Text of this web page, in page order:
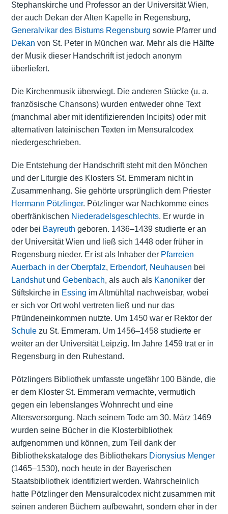
Stephanskirche und Professor an der Universität Wien,
der auch Dekan der Alten Kapelle in Regensburg,
Generalvikar des Bistums Regensburg sowie Pfarrer und
Dekan von St. Peter in München war. Mehr als die Hälfte
der Musik dieser Handschrift ist jedoch anonym
überliefert.
Die Kirchenmusik überwiegt. Die anderen Stücke (u. a.
französische Chansons) wurden entweder ohne Text
(manchmal aber mit identifizierenden Incipits) oder mit
alternativen lateinischen Texten im Mensuralcodex
niedergeschrieben.
Die Entstehung der Handschrift steht mit den Mönchen
und der Liturgie des Klosters St. Emmeram nicht in
Zusammenhang. Sie gehörte ursprünglich dem Priester
Hermann Pötzlinger. Pötzlinger war Nachkomme eines
oberfränkischen Niederadelsgeschlechts. Er wurde in
oder bei Bayreuth geboren. 1436–1439 studierte er an
der Universität Wien und ließ sich 1448 oder früher in
Regensburg nieder. Er ist als Inhaber der Pfarreien
Auerbach in der Oberpfalz, Erbendorf, Neuhausen bei
Landshutund Gebenbach, als auch als Kanonikerder
Stiftskirche in Essing im Altmühltal nachweisbar, wobei
er sich vor Ort wohl vertreten ließ und nur das
Pfründeneinkommen nutzte. Um 1450 war er Rektorder
Schulezu St. Emmeram. Um 1456–1458 studierte er
weiter an der Universität Leipzig. Im Jahre 1459 trat er in
Regensburg in den Ruhestand.
Pötzlingers Bibliothek umfasste ungefähr 100 Bände, die
er dem Kloster St. Emmeram vermachte, vermutlich
gegen ein lebenslanges Wohnrecht und eine
Altersversorgung. Nach seinem Tode am 30. März 1469
wurden seine Bücher in die Klosterbibliothek
aufgenommen und können, zum Teil dank der
Bibliothekskataloge des Bibliothekars Dionysius Menger
(1465–1530), noch heute in der Bayerischen
Staatsbibliothek identifiziert werden. Wahrscheinlich
hatte Pötzlinger den Mensuralcodex nicht zusammen mit
seinen anderen Büchern aufbewahrt, sondern eher in der